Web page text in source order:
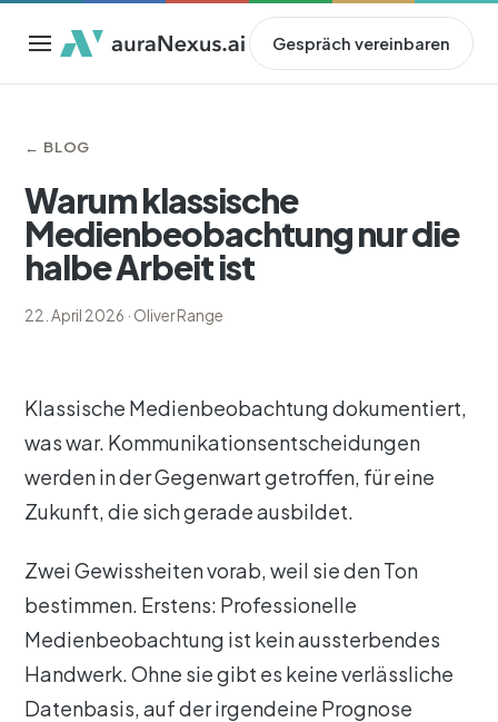
Gespräch vereinbaren
← BLOG
Warum klassische
Medienbeobachtung nur die
halbe Arbeit ist
22. April 2026 · Oliver Range
Klassische Medienbeobachtung dokumentiert,
was war. Kommunikationsentscheidungen
werden in der Gegenwart getroffen, für eine
Zukunft, die sich gerade ausbildet.
Zwei Gewissheiten vorab, weil sie den Ton
bestimmen. Erstens: Professionelle
Medienbeobachtung ist kein aussterbendes
Handwerk. Ohne sie gibt es keine verlässliche
Datenbasis, auf der irgendeine Prognose